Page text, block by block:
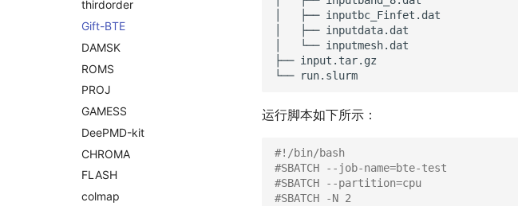
thirdorder
Gift-BTE
DAMSK
ROMS
PROJ
GAMESS
DeePMD-kit
CHROMA
FLASH
colmap
├── inputbc_Finfet.dat
├── inputdata.dat
└── inputmesh.dat
├── input.tar.gz
└──
运行脚本如下所示：
#!/bin/bash
#SBATCH --job-name=bte-test
#SBATCH --partition=cpu
#SBATCH -N 2